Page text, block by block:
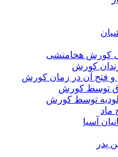
کورش هخامنشی
کورش
و فتح آن در زمان کورش
توسط کورش
توسط کورش
ماد
آسیا
پدر